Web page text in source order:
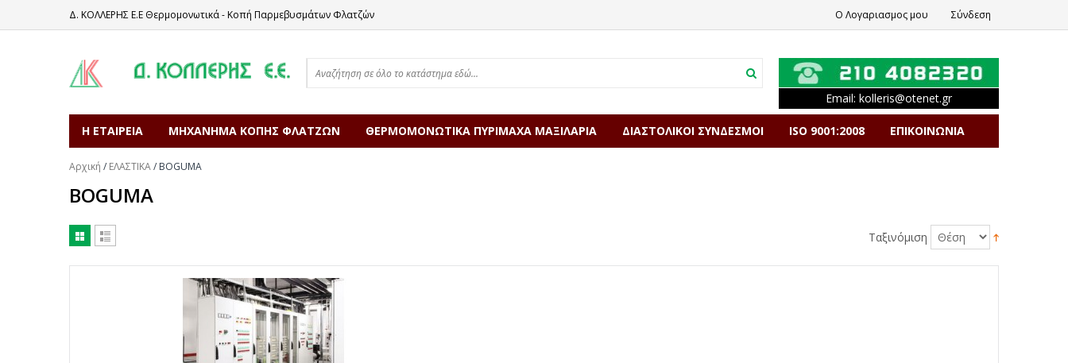
Δ. ΚΟΛΛΕΡΗΣ Ε.Ε Θερμομονωτικά - Κοπή Παρμεβυσμάτων Φλατζών Ο Λογαριασμος μου Σύνδεση
Email: kolleris@otenet.gr
Η ΕΤΑΙΡΕΙΑ ΜΗΧΑΝΗΜΑ ΚΟΠΗΣ ΦΛΑΤΖΩΝ ΘΕΡΜΟΜΟΝΩΤΙΚΑ ΠΥΡΙΜΑΧΑ ΜΑΞΙΛΑΡΙΑ ΔΙΑΣΤΟΛΙΚΟΙ ΣΥΝΔΕΣΜΟΙ ISO 9001:2008 ΕΠΙΚΟΙΝΩΝΙΑ
Αρχική / ΕΛΑΣΤΙΚΑ/ BOGUMA
BOGUMA
Ταξινόμιση